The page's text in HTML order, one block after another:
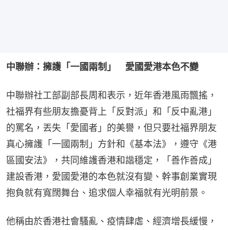
中聯辦：擁護「一國兩制」　愛國愛港本色不變
中聯辦社工部副部長周和表示，近年香港風雨飄搖，
社福界有些朋友擔憂背上「反對派」和「反中亂港」
的罵名，丟失「愛國者」的美譽，但只要社福界朋友
真心擁護「一國兩制」方針和《基本法》，遵守《港
區國安法》，共同維護香港和諧穩定，「善作善成」
建設香港，愛國愛港的本色就沒有變、幹事創業實現
抱負就有寬闊舞台、追求個人幸福就有光明前景。
他稱由於香港社會騷亂、疫情肆虐、經濟增長緩慢，